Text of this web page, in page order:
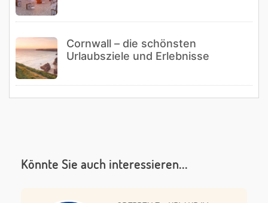
Cornwall – die schönsten
Urlaubsziele und Erlebnisse
Könnte Sie auch interessieren...